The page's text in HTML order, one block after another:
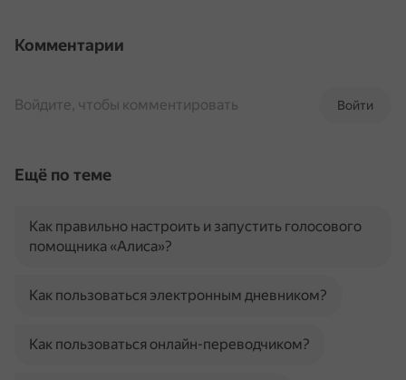
Комментарии
Войти
Войдите, чтобы комментировать
Ещё по теме
Как правильно настроить и запустить голосового
помощника «Алиса»?
Как пользоваться электронным дневником?
Как пользоваться онлайн-переводчиком?